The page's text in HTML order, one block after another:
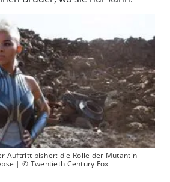
Auftritt bisher: die Rolle der Mutantin
| © Twentieth Century Fox